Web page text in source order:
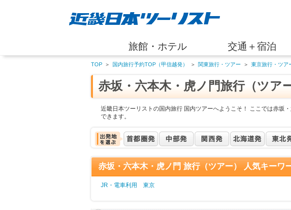
旅館・ホテル 交通＋宿泊
TOP ＞ 国内旅行予約TOP（甲信越発） ＞ 関東旅行・ツアー ＞ 東京旅行・ツア
赤坂・六本木・虎ノ門旅行（ツア
近畿日本ツーリストの国内旅行 国内ツアーへようこそ！ ここでは赤坂
できます。
赤坂・六本木・虎ノ門 旅行（ツアー） 人気キーワ
JR・電車利用 東京